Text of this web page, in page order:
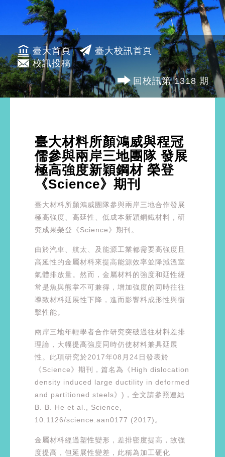
臺大首頁
臺大校訊首頁
校訊投稿
回校訊第 1318 期
臺大材料所顏鴻威與程冠
儒參與兩岸三地團隊 發展
極高強度新穎鋼材 榮登
《Science》期刊
臺大材料所顏鴻威團隊參與兩岸三地合作發展
極高強度、高延性、低成本新穎鋼鐵材料，研
究成果榮登《Science》期刊。
由於汽車、航太、及能源工業都需要高強度且
高延性的金屬材料來提高能源效率並降減溫室
氣體排放量。然而，金屬材料的強度和延性經
常是魚與熊掌不可兼得，增加強度的同時往往
導致材料延展性下降，進而影響料成形性與衝
擊性能。
兩岸三地年輕學者合作研究突破過往材料差排
理論，大幅提高強度同時仍使材料兼具延展
性。此項研究於2017年08月24日發表於
《Science》期刊，篇名為《High dislocation
density induced large ductility in deformed
and partitioned steels》)，全文請參照連結
B. B. He et al., Science,
10.1126/science.aan0177 (2017)。
金屬材料經過塑性變形，差排密度提高，故強
度提高，但延展性變差，此稱為加工硬化